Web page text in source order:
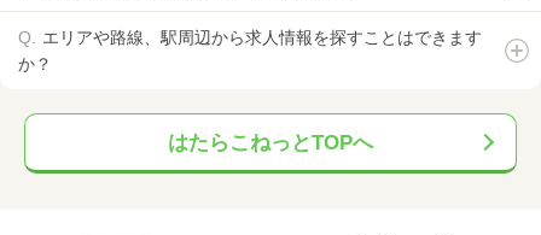
エリアや路線、駅周辺から求人情報を探すことはできます
か？
はたらこねっとTOPへ